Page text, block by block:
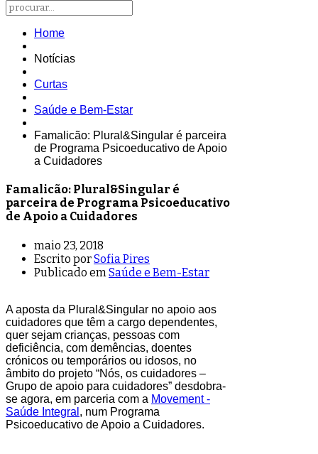
Home
Notícias
Curtas
Saúde e Bem-Estar
Famalicão: Plural&Singular é parceira
de Programa Psicoeducativo de Apoio
a Cuidadores
Famalicão: Plural&Singular é
parceira de Programa Psicoeducativo
de Apoio a Cuidadores
maio 23, 2018
Escrito porSofia Pires
Publicado em Saúde e Bem-Estar
A aposta da Plural&Singular no apoio aos
cuidadores que têm a cargo dependentes,
quer sejam crianças, pessoas com
deficiência, com demências, doentes
crónicos ou temporários ou idosos, no
âmbito do projeto “Nós, os cuidadores –
Grupo de apoio para cuidadores” desdobra-
se agora, em parceria com a Movement -
Saúde Integral , num Programa
Psicoeducativo de Apoio a Cuidadores.